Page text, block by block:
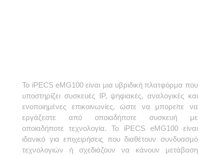
Το iPECS eMG100 είναι μια υβριδική πλατφόρμα που
υποστηρίζει συσκευές IP, ψηφιακές, αναλογικές και
ενοποιημένες επικοινωνίες, ώστε να μπορείτε να
εργάζεστε από οποιαδήποτε συσκευή με
οποιαδήποτε τεχνολογία. Το iPECS eMG100 είναι
ιδανικό για επιχειρήσεις που διαθέτουν συνδυασμό
τεχνολογιών ή σχεδιάζουν να κάνουν μετάβαση